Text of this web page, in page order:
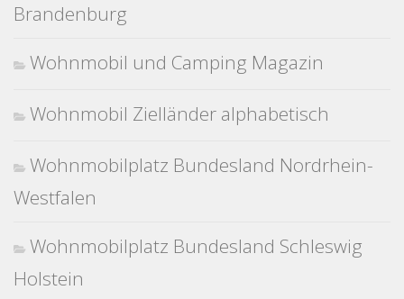
Brandenburg
Wohnmobil und Camping Magazin
Wohnmobil Zielländer alphabetisch
Wohnmobilplatz Bundesland Nordrhein-
Westfalen
Wohnmobilplatz Bundesland Schleswig
Holstein